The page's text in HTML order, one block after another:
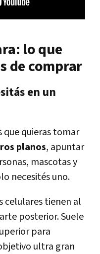
lo que
de comprar
en un
quieras tomar
planos, apuntar
mascotas y
necesités uno.
celulares tienen al
posterior. Suele
para
ultra gran